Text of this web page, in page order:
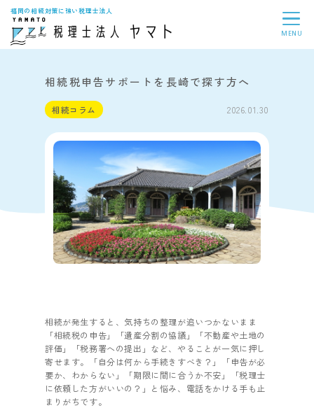
福岡の相続対策に強い税理士法人
MENU
相続税申告サポートを長崎で探す方へ
相続コラム 2026.01.30
相続が発生すると、気持ちの整理が追いつかないまま
「相続税の申告」「遺産分割の協議」「不動産や土地の
評価」「税務署への提出」など、やることが一気に押し
寄せます。「自分は何から手続きすべき？」「申告が必
要か、わからない」「期限に間に合うか不安」「税理士
に依頼した方がいいの？」と悩み、電話をかける手も止
まりがちです。